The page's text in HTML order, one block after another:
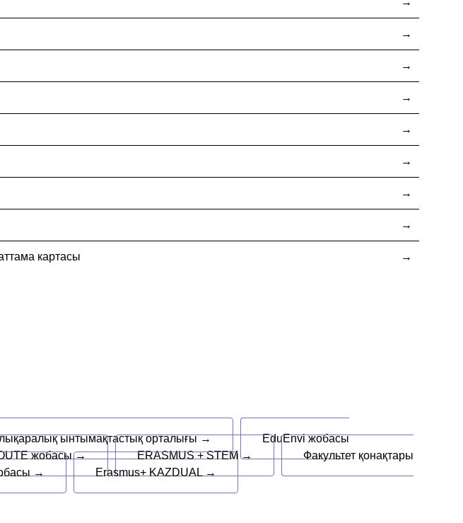
картасы
ынтымақтастық орталығы →
EduEnvi жобасы
жобасы → ERASMUS + STEM →
Факультет қонақтары
→ Erasmus+ KAZDUAL →